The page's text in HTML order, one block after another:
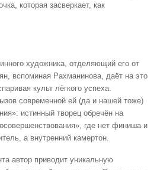
которая засверкает, как
художника, отделяющий его от
вспоминая Рахманинова, даёт на это
культ лёгкого успеха.
современной ей (да и нашей тоже)
истинный творец обречён на
где нет финиша и
а внутренний камертон.
автор приводит уникальную